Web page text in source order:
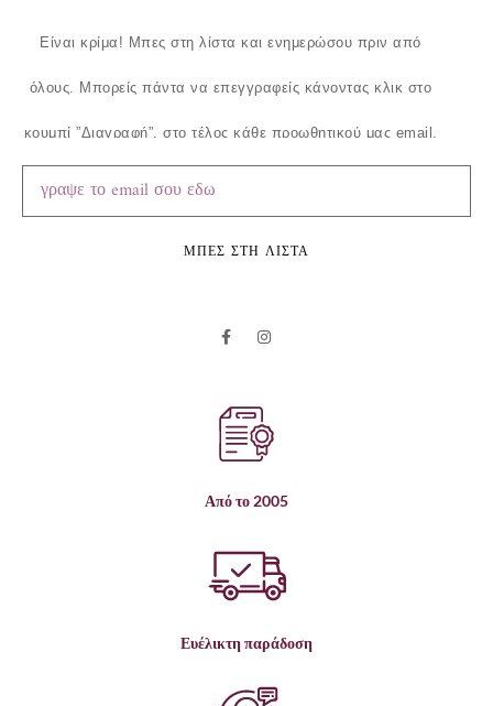
Είναι κρίμα! Μπες στη λίστα και ενημερώσου πριν από
όλους. Μπορείς πάντα να επεγγραφείς κάνοντας κλικ στο
κουμπί ”Διαγραφή”, στο τέλος κάθε προωθητικού μας email.
ΜΠΕΣ ΣΤΗ ΛΙΣΤΑ
Από το 2005
Ευέλικτη παράδοση